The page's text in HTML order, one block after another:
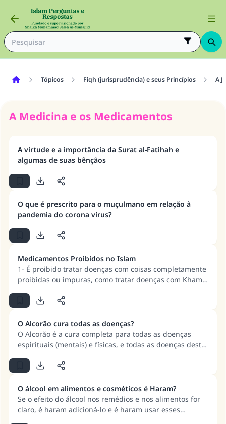
Tópicos Fiqh (jurisprudência) e seus Princípios A
A Medicina e os Medicamentos
A virtude e a importância da Surat al-Fatihah e
algumas de suas bênçãos
O que é prescrito para o muçulmano em relação à
pandemia do corona vírus?
Medicamentos Proibidos no Islam
1- É proibido tratar doenças com coisas completamente
proibidas ou impuras, como tratar doenças com Khamr.
quantidade de intoxicante for pequena, vários
tipo de medicamento. Porém, se a quantidade da
substância intoxicante for grande, não é permitida a
prescrição do medicamento ao paciente. 3- Se algo que
proibido, é permitido tomar esse medicamento e é
permitido prescrevê-lo aos pacientes. Mas, se o vestígio
da substância proibida ainda estiver presente, não é
permitido prescrevê-la ou utilizá-la para tratar doenças.
O Alcorão cura todas as doenças?
O Alcorão é a cura completa para todas as doenças
espirituais (mentais) e físicas, e todas as doenças deste
tratamento no Alcorão da maneira adequada, e aplicá-
completa e crença firme, preenchendo as condições
necessárias, a doença nunca resistirá.
O álcool em alimentos e cosméticos é Haram?
Se o efeito do álcool nos remédios e nos alimentos for
claro, é haram adicioná-lo e é haram usar esses